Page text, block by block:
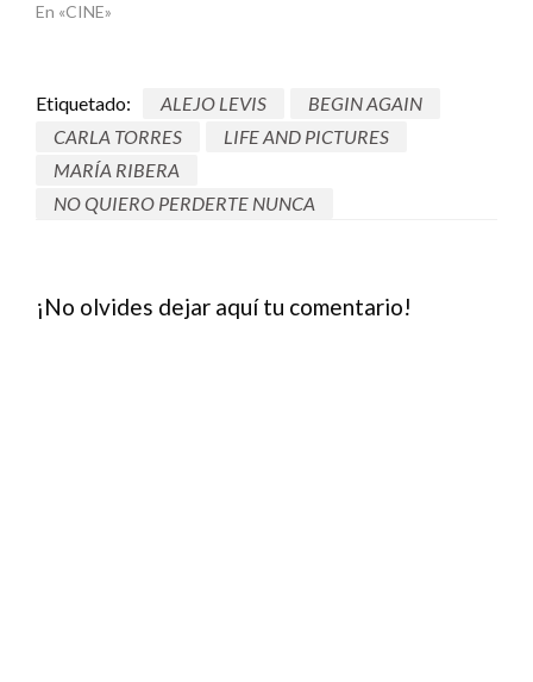
En «CINE»
Etiquetado: ALEJO LEVIS
BEGIN AGAIN
CARLA TORRES
LIFE AND PICTURES
MARÍA RIBERA
NO QUIERO PERDERTE NUNCA
¡No olvides dejar aquí tu comentario!